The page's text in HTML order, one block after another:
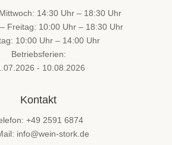
14:30 Uhr – 18:30 Uhr
Freitag: 10:00 Uhr – 18:30 Uhr
10:00 Uhr – 14:00 Uhr
Betriebsferien:
- 10.08.2026
Kontakt
+49 2591 6874
info@wein-stork.de